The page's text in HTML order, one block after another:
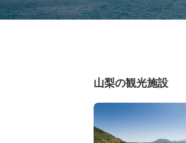
山梨の観光施設